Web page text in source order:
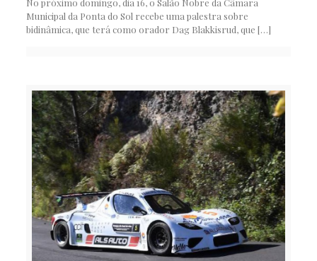
No próximo domingo, dia 16, o Salão Nobre da Câmara
Municipal da Ponta do Sol recebe uma palestra sobre
bidinâmica, que terá como orador Dag Blakkisrud, que […]